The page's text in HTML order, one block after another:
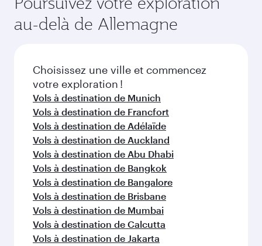
du vol au moment de la réservation.
saisonnière, de la popularité de l'itinéraire et de
la disponibilité des classes de voyage.
au-delà de Allemagne
Choisissez une ville et commencez
votre exploration !
Vols à destination de Munich
Vols à destination de Francfort
Vols à destination de Adélaïde
Vols à destination de Auckland
Vols à destination de Abu Dhabi
Vols à destination de Bangkok
Vols à destination de Bangalore
Vols à destination de Brisbane
Vols à destination de Mumbai
Vols à destination de Calcutta
Vols à destination de Jakarta